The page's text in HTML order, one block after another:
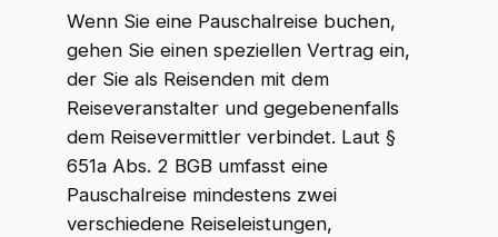
Wenn Sie eine Pauschalreise buchen,
gehen Sie einen speziellen Vertrag ein,
der Sie als Reisenden mit dem
Reiseveranstalter und gegebenenfalls
dem Reisevermittler verbindet. Laut §
651a Abs. 2 BGB umfasst eine
Pauschalreise mindestens zwei
verschiedene Reiseleistungen,